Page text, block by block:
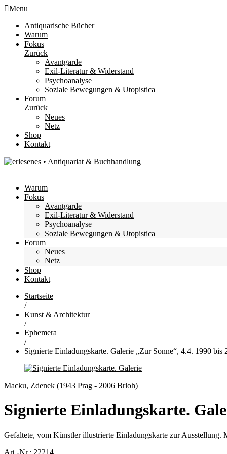
Menu
Antiquarische Bücher
Warum
Fokus
Zurück
Avantgarde
Exil-Literatur & Widerstand
Psychoanalyse
Soziale Bewegungen & Utopistica
Forum
Zurück
Neues
Netz
Shop
Kontakt
Warum
Fokus
Avantgarde
Exil-Literatur & Widerstand
Psychoanalyse
Soziale Bewegungen & Utopistica
Forum
Neues
Netz
Shop
Kontakt
Startseite
/
Kunst & Architektur
/
Ephemera
/
Signierte Einladungskarte. Galerie „Zur Sonne“, 4.4. 1990 bis
Macku, Zdenek (1943 Prag - 2006 Brloh)
Signierte Einladungskarte.
Gefaltete, vom Künstler illustrierte Einladungskarte zur
Art.-Nr.: 22214